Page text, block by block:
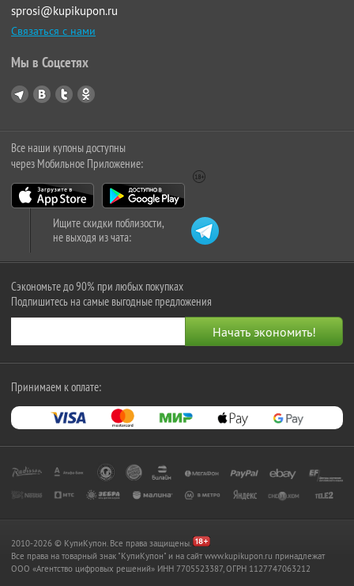
sprosi@kupikupon.ru
Связаться с нами
Мы в Соцсетях
Все наши купоны доступны
через Мобильное Приложение:
Ищите скидки поблизости,
не выходя из чата:
Сэкономьте до 90% при любых покупках
Подпишитесь на самые выгодные предложения
Принимаем к оплате:
2010-2026 © КупиКупон. Все права защищены.
Все права на товарный знак "КупиКупон" и на сайт www.kupikupon.ru принадлежат
OOO «Агентство цифровых решений» ИНН 7705523387, ОГРН 1127747063212